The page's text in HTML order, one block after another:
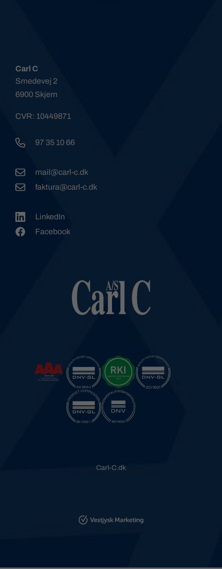
Carl C
Smedevej 2
6900 Skjern
CVR: 10449871
97 35 10 66
mail@carl-c.dk
faktura@carl-c.dk
LinkedIn
Facebook
Carl-C.dk